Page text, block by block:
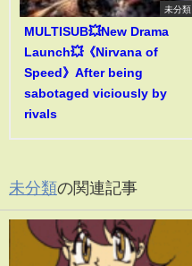
未分類
MULTISUB💥New Drama
Launch💥《Nirvana of
Speed》After being
sabotaged viciously by
rivals
未分類の関連記事